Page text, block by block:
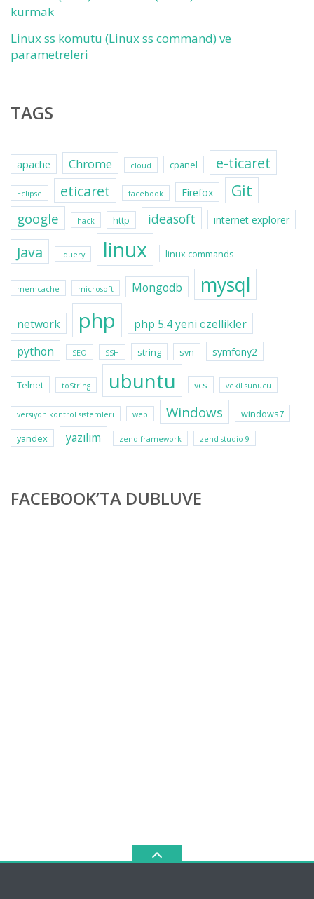
kurmak
Linux ss komutu (Linux ss command) ve
parametreleri
TAGS
apache Chrome cloud cpanel e-ticaret
Eclipse eticaret facebook Firefox Git
google hack http ideasoft internet explorer
Java jquery linux linux commands
memcache microsoft Mongodb mysql
network php
php 5.4 yeni özellikler
python
SEO SSH string svn symfony2
Telnet toString ubuntu vcs vekil sunucu
versiyon kontrol sistemleri web Windows
windows7
yandex
yazılım zend framework zend studio 9
FACEBOOK’TA DUBLUVE